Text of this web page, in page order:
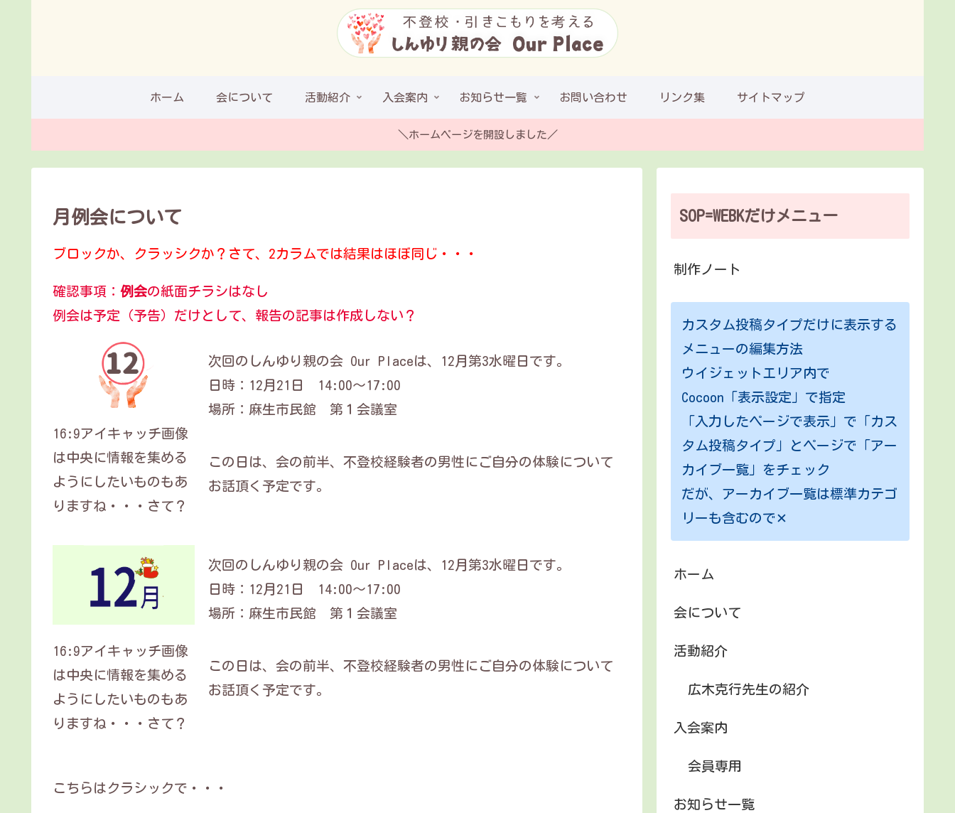
ホーム 会について 活動紹介 入会案内 お知らせ一覧 お問い合わせ リンク集 サイトマップ
＼ホームページを開設しました／
月例会について
ブロックか、クラッシクか？さて、2カラムでは結果はほぼ同じ・・・
確認事項： 例会の紙面チラシはなし
例会は予定（予告）だけとして、報告の記事は作成しない？
16:9アイキャッチ画像
は中央に情報を集める
ようにしたいものもあ
りますね・・・さて？
次回のしんゆり親の会 Our Placeは、12月第3水曜日です。
日時：12月21日 14:00～17:00
場所：麻生市民館 第１会議室
この日は、会の前半、不登校経験者の男性にご自分の体験について
お話頂く予定です。
16:9アイキャッチ画像
は中央に情報を集める
ようにしたいものもあ
りますね・・・さて？
次回のしんゆり親の会 Our Placeは、12月第3水曜日です。
日時：12月21日 14:00～17:00
場所：麻生市民館 第１会議室
この日は、会の前半、不登校経験者の男性にご自分の体験について
お話頂く予定です。
こちらはクラシックで・・・
SOP=WEBKだけメニュー
制作ノート
カスタム投稿タイプだけに表示する
メニューの編集方法
ウイジェットエリア内で
Cocoon「表示設定」で指定
「入力したページで表示」で「カス
タム投稿タイプ」とページで「アー
カイブ一覧」をチェック
だが、アーカイブ一覧は標準カテゴ
リーも含むので✕
ホーム
会について
活動紹介
広木克行先生の紹介
入会案内
会員専用
お知らせ一覧